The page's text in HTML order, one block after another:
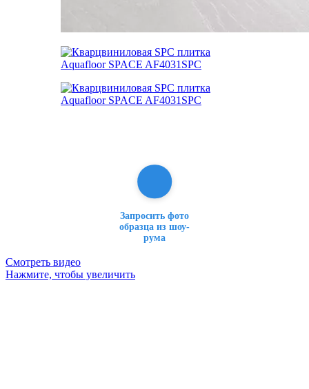
Запросить фото
образца из шоу-
рума
Смотреть видео
Нажмите, чтобы увеличить